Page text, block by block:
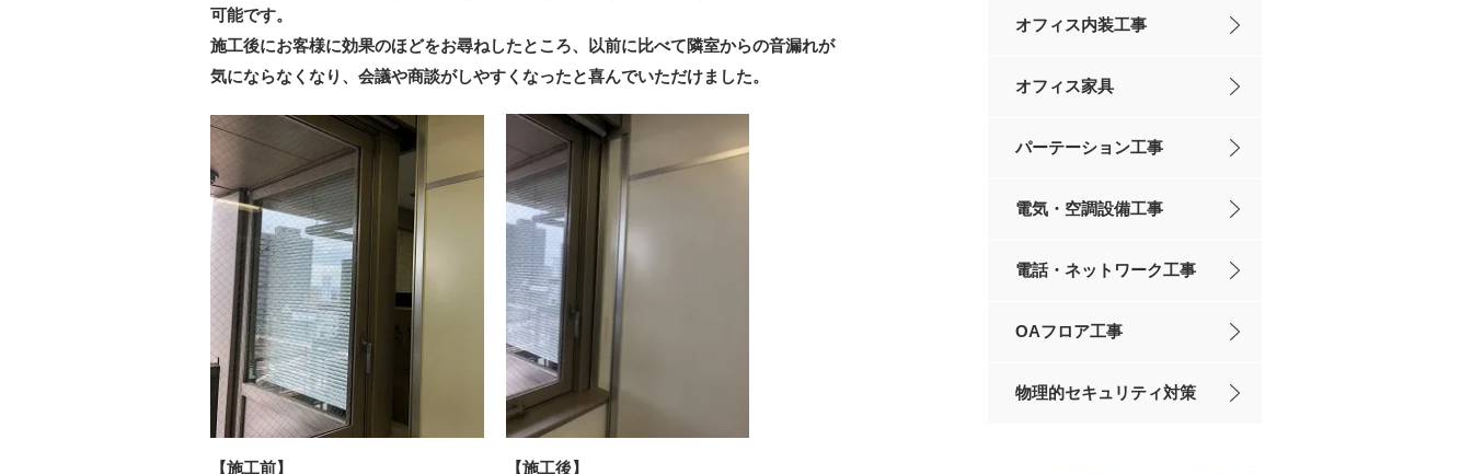
可能です。
施工後にお客様に効果のほどをお尋ねしたところ、以前に比べて隣室からの音漏れが
気にならなくなり、会議や商談がしやすくなったと喜んでいただけました。
【施工前】 【施工後】
オフィス内装工事
オフィス家具
パーテーション工事
電気・空調設備工事
電話・ネットワーク工事
OAフロア工事
物理的セキュリティ対策